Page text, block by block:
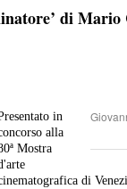
di Mario
in
alla
Mostra
di